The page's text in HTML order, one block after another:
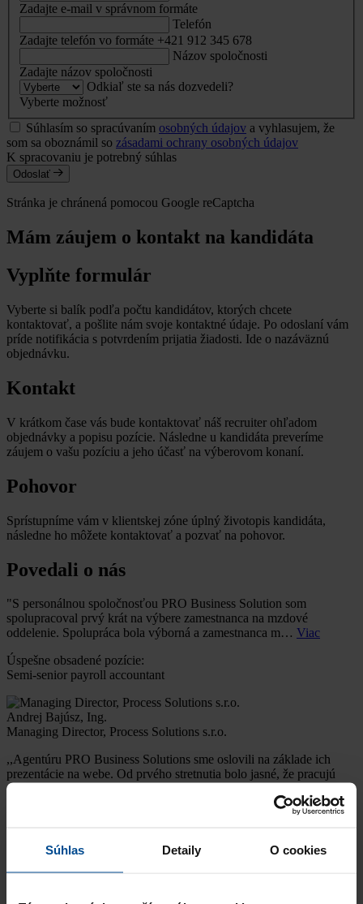
Súhlas Detaily O cookies
Zadajte e-mail v správnom formáte
Telefón
Zadajte telefón vo formáte +421 912 345 678
Názov spoločnosti
Zadajte názov spoločnosti
Odkiaľ ste sa nás dozvedeli?
Vyberte možnosť
Súhlasím so spracúvaním osobných údajov a vyhlasujem, že
som sa oboznámil so zásadami ochrany osobných údajov
K spracovaniu je potrebný súhlas
Odoslať
Stránka je chránená pomocou Google reCaptcha
Mám záujem o kontakt na kandidáta
Vyplňte formulár
Vyberte si balík podľa počtu kandidátov, ktorých chcete
kontaktovať, a pošlite nám svoje kontaktné údaje. Po odoslaní vám
príde notifikácia s potvrdením prijatia žiadosti. Ide o nazáväznú
objednávku.
Kontakt
V krátkom čase vás bude kontaktovať náš recruiter ohľadom
objednávky a popisu pozície. Následne u kandidáta preveríme
záujem o vašu pozíciu a jeho účasť na výberovom konaní.
Pohovor
Sprístupníme vám v klientskej zóne úplný životopis kandidáta,
následne ho môžete kontaktovať a pozvať na pohovor.
Povedali o nás
"S personálnou spoločnosťou PRO Business Solution som
spolupracoval prvý krát na výbere zamestnanca na mzdové
oddelenie. Spolupráca bola výborná a zamestnanca m… Viac
Úspešne obsadené pozície:
Semi-senior payroll accountant
Andrej Bajúsz, Ing.
Managing Director, Process Solutions s.r.o.
,,Agentúru PRO Business Solutions sme oslovili na základe ich
prezentácie na webe. Od prvého stretnutia bolo jasné, že pracujú
profesionálne. Okrem tejto agentú…
Ing.arch. Darina Lalíková CSc.